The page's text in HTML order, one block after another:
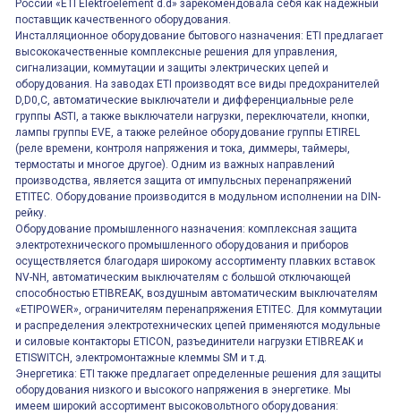
России «ETI Elektroelement d.d» зарекомендовала себя как надежный
поставщик качественного оборудования.
Инсталляционное оборудование бытового назначения: ETI предлагает
высококачественные комплексные решения для управления,
сигнализации, коммутации и защиты электрических цепей и
оборудования. На заводах ETI производят все виды предохранителей
D,D0,C, автоматические выключатели и дифференциальные реле
группы ASTI, а также выключатели нагрузки, переключатели, кнопки,
лампы группы EVE, а также релейное оборудование группы ETIREL
(реле времени, контроля напряжения и тока, диммеры, таймеры,
термостаты и многое другое). Одним из важных направлений
производства, является защита от импульсных перенапряжений
ETITEC. Оборудование производится в модульном исполнении на DIN-
рейку.
Оборудование промышленного назначения: комплексная защита
электротехнического промышленного оборудования и приборов
осуществляется благодаря широкому ассортименту плавких вставок
NV-NH, автоматическим выключателям с большой отключающей
способностью ETIBREAK, воздушным автоматическим выключателям
«ETIPOWER», ограничителям перенапряжения ETITEC. Для коммутации
и распределения электротехнических цепей применяются модульные
и силовые контакторы ETICON, разъединители нагрузки ETIBREAK и
ETISWITCH, электромонтажные клеммы SM и т.д.
Энергетика: ETI также предлагает определенные решения для защиты
оборудования низкого и высокого напряжения в энергетике. Мы
имеем широкий ассортимент высоковольтного оборудования: